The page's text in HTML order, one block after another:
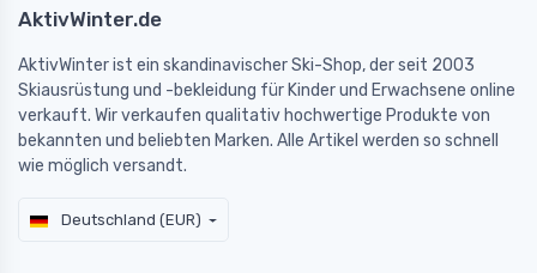
AktivWinter.de
AktivWinter ist ein skandinavischer Ski-Shop, der seit 2003
Skiausrüstung und -bekleidung für Kinder und Erwachsene online
verkauft. Wir verkaufen qualitativ hochwertige Produkte von
bekannten und beliebten Marken. Alle Artikel werden so schnell
wie möglich versandt.
Deutschland (EUR)